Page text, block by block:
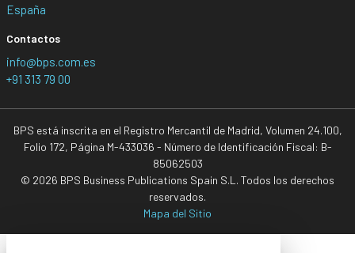
España
Contactos
info@bps.com.es
+91 313 79 00
BPS está inscrita en el Registro Mercantil de Madrid, Volumen 24.100,
Folio 172, Página M-433036 - Número de Identificación Fiscal: B-
85062503
© 2026 BPS Business Publications Spain S.L. Todos los derechos
reservados.
Mapa del Sitio